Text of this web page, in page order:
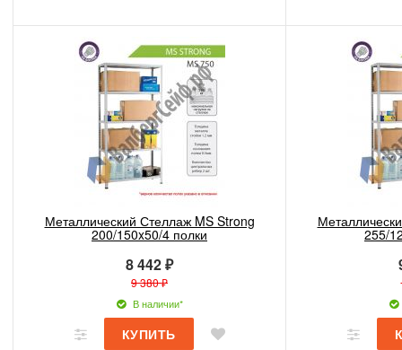
Металлический Стеллаж MS Strong
200/150x50/4 полки
8 442 ₽
9 380 ₽
В наличии*
255/